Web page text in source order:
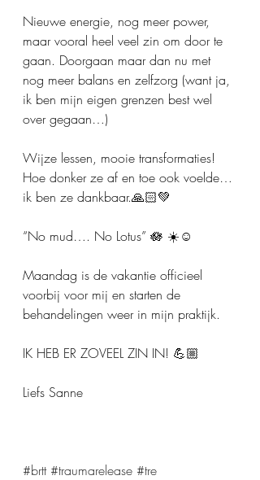
Nieuwe energie, nog meer power,
maar vooral heel veel zin om door te
gaan. Doorgaan maar dan nu met
nog meer balans en zelfzorg (want ja,
ik ben mijn eigen grenzen best wel
over gegaan…)
Wijze lessen, mooie transformaties!
Hoe donker ze af en toe ook voelde…
ik ben ze dankbaar.🙏🏻💚
“No mud…. No Lotus” 🪷 ☀️☺️
Maandag is de vakantie officieel
voorbij voor mij en starten de
behandelingen weer in mijn praktijk.
IK HEB ER ZOVEEL ZIN IN! 💪🏼
Liefs Sanne
#brtt #traumarelease #tre